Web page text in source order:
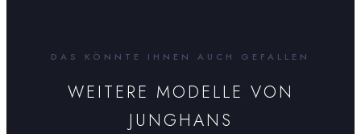
DAS KÖNNTE IHNEN AUCH GEFALLEN
WEITERE MODELLE VON
JUNGHANS